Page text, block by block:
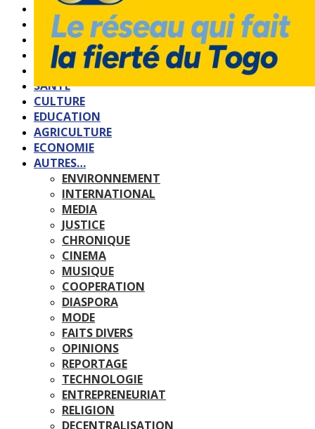
ACCUEIL
QUI SOMMES-NOUS?
POLITIQUE
SOCIETE
SPORTS
SANTE
CULTURE
EDUCATION
AGRICULTURE
ECONOMIE
AUTRES…
ENVIRONNEMENT
INTERNATIONAL
MEDIA
JUSTICE
CHRONIQUE
CINEMA
MUSIQUE
COOPERATION
DIASPORA
MODE
FAITS DIVERS
OPINIONS
REPORTAGE
TECHNOLOGIE
ENTREPRENEURIAT
RELIGION
DECENTRALISATION